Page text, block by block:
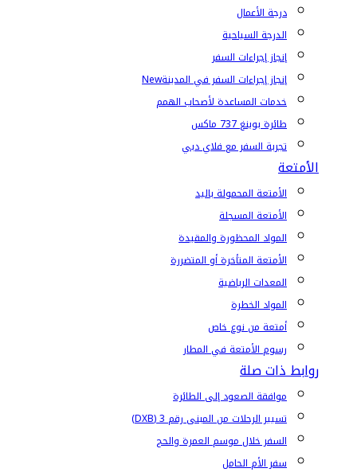
درجة الأعمال
الدرجة السياحية
إنجاز إجراءات السفر
إنجاز إجراءات السفر في المدينةNew
خدمات المساعدة لأصحاب الهمم
طائرة بوينغ 737 ماكس
تجربة السفر مع فلاي دبي
الأمتعة
الأمتعة المحمولة باليد
الأمتعة المسجلة
المواد المحظورة والمقيدة
الأمتعة المتأخرة أو المتضررة
المعدات الرياضية
المواد الخطرة
أمتعة من نوع خاص
رسوم الأمتعة في المطار
روابط ذات صلة
موافقة الصعود إلى الطائرة
تسيير الرحلات من المبنى رقم 3 (DXB)
السفر خلال موسم العمرة والحج
سفر الأم الحامل